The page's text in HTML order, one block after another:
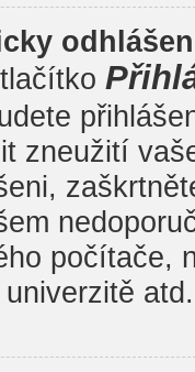
zneužití
počítače,
atd.